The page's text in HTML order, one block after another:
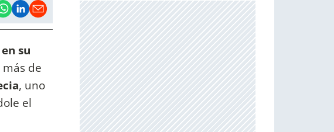
su
más de
, uno
el